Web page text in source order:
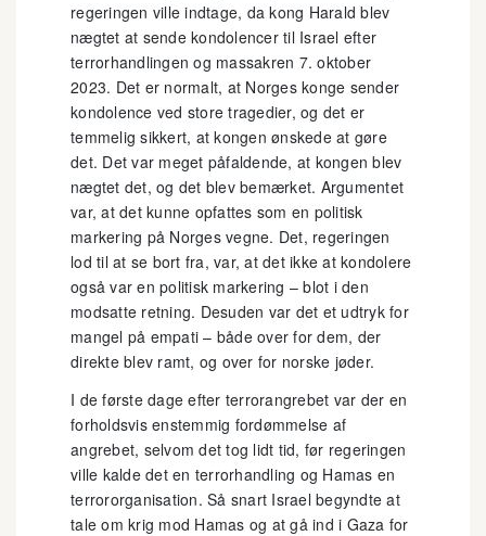
regeringen ville indtage, da kong Harald blev
nægtet at sende kondolencer til Israel efter
terrorhandlingen og massakren 7. oktober
2023. Det er normalt, at Norges konge sender
kondolence ved store tragedier, og det er
temmelig sikkert, at kongen ønskede at gøre
det. Det var meget påfaldende, at kongen blev
nægtet det, og det blev bemærket. Argumentet
var, at det kunne opfattes som en politisk
markering på Norges vegne. Det, regeringen
lod til at se bort fra, var, at det ikke at kondolere
også var en politisk markering – blot i den
modsatte retning. Desuden var det et udtryk for
mangel på empati – både over for dem, der
direkte blev ramt, og over for norske jøder.
I de første dage efter terrorangrebet var der en
forholdsvis enstemmig fordømmelse af
angrebet, selvom det tog lidt tid, før regeringen
ville kalde det en terrorhandling og Hamas en
terrororganisation. Så snart Israel begyndte at
tale om krig mod Hamas og at gå ind i Gaza for